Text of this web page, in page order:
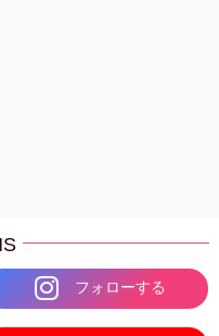
フォローする